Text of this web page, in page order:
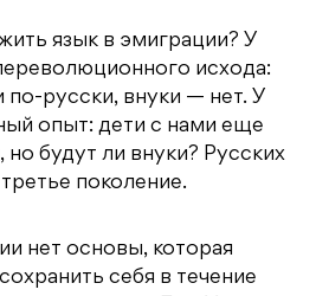
язык в эмиграции? У
исхода:
русски, внуки — нет. У
опыт: дети с нами еще
но будут ли внуки? Русских
поколение.
нет основы, которая
себя в течение